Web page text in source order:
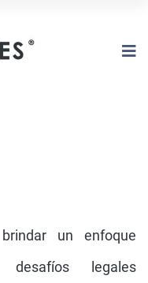
un enfoque
legales